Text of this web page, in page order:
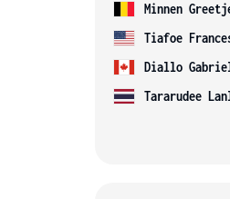
Minnen
Tiafoe
Diallo
Tararudee